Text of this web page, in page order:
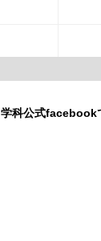
学科公式facebook